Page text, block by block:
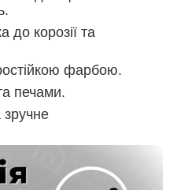
до корозії та
фарбою.
печами.
зручне